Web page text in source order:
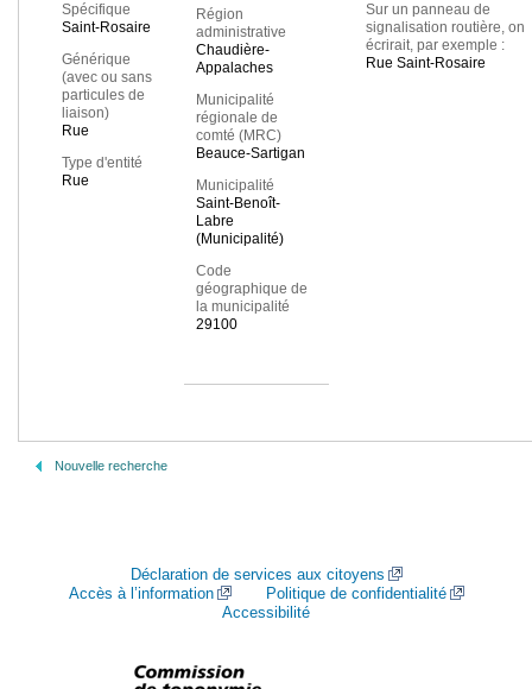
Spécifique
Saint-Rosaire
Générique
(avec ou sans
particules de
liaison)
Rue
Type d'entité
Rue
Région
administrative
Chaudière-
Appalaches
Municipalité
régionale de
comté (MRC)
Beauce-Sartigan
Municipalité
Saint-Benoît-
Labre
(Municipalité)
Code
géographique de
la municipalité
29100
Sur un panneau de
signalisation routière, on
écrirait, par exemple :
Rue Saint-Rosaire
Nouvelle recherche
Déclaration de services aux citoyens
Accès à l’information
Politique de confidentialité
Accessibilité